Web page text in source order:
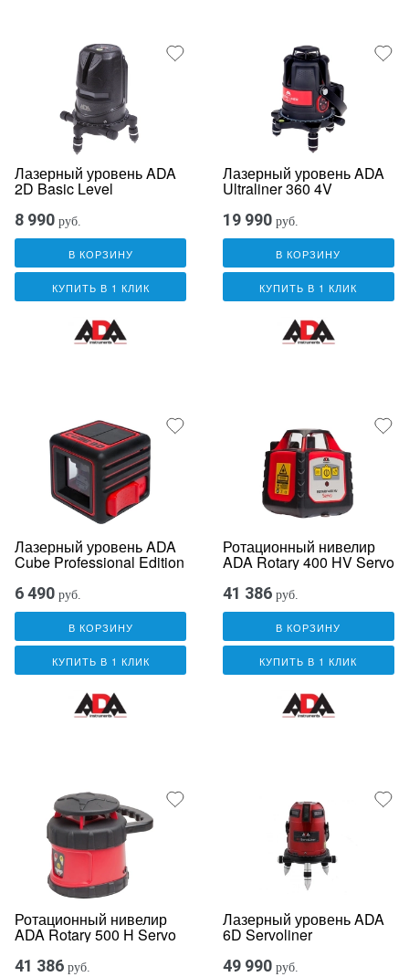
Лазерный уровень ADA
2D Basic Level
8 990 руб.
В КОРЗИНУ
КУПИТЬ В 1 КЛИК
Лазерный уровень ADA
Ultraliner 360 4V
19 990 руб.
В КОРЗИНУ
КУПИТЬ В 1 КЛИК
Лазерный уровень ADA
Cube Professional Edition
6 490 руб.
В КОРЗИНУ
КУПИТЬ В 1 КЛИК
Ротационный нивелир
ADA Rotary 400 HV Servo
41 386 руб.
В КОРЗИНУ
КУПИТЬ В 1 КЛИК
Ротационный нивелир
ADA Rotary 500 H Servo
41 386 руб.
Лазерный уровень ADA
6D Servoliner
49 990 руб.